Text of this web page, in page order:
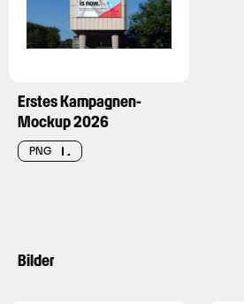
Erstes Kampagnen-
Mockup 2026
PNG
Bilder